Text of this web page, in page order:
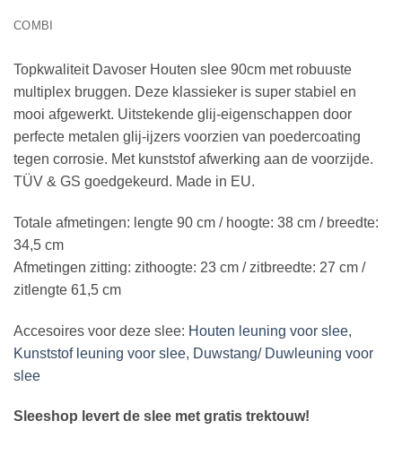
COMBI
Topkwaliteit Davoser Houten slee 90cm met robuuste
multiplex bruggen. Deze klassieker is super stabiel en
mooi afgewerkt. Uitstekende glij-eigenschappen door
perfecte metalen glij-ijzers voorzien van poedercoating
tegen corrosie. Met kunststof afwerking aan de voorzijde.
TÜV & GS goedgekeurd. Made in EU.
Totale afmetingen: lengte 90 cm / hoogte: 38 cm / breedte:
34,5 cm
Afmetingen zitting: zithoogte: 23 cm / zitbreedte: 27 cm /
zitlengte 61,5 cm
Accesoires voor deze slee: Houten leuning voor slee,
Kunststof leuning voor slee, Duwstang/ Duwleuning voor
slee
Sleeshop levert de slee met gratis trektouw!